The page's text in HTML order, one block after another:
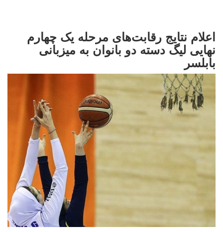
اعلام نتایج رقابت‌های مرحله یک چهارم
نهایی لیگ دسته دو بانوان به میزبانی
بابلسر